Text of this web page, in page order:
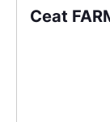
Ceat